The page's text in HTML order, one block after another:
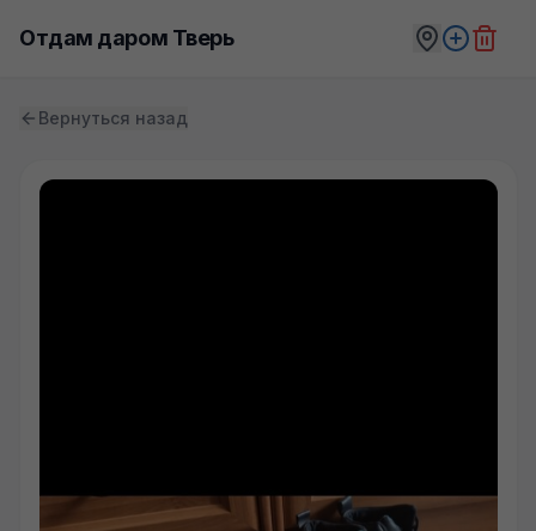
Отдам даром Тверь
Вернуться назад